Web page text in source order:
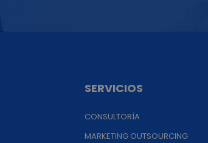
SERVICIOS
CONSULTORÍA
MARKETING OUTSOURCING